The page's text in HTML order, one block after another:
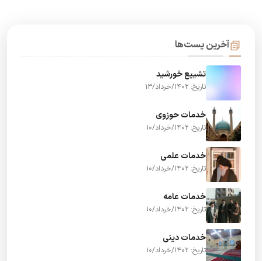
آخرین پست‌ها
تشییع خورشید
تاریخ: 1402/خرداد/13
خدمات حوزوی
تاریخ: 1402/خرداد/10
خدمات علمی
تاریخ: 1402/خرداد/10
خدمات عامه
تاریخ: 1402/خرداد/10
خدمات دینی
تاریخ: 1402/خرداد/10